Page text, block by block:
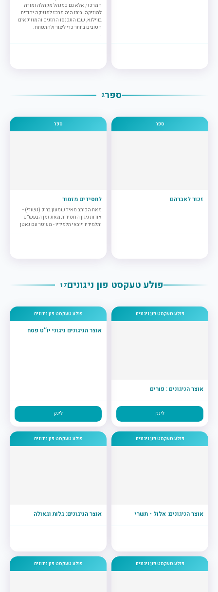
המרכזי, אלא גם כמנהל מקהלה ומורה
למוזיקה. ביתו היה מרכז למוזיקה יהודית
בווילנא, שבו התכנסו החזנים והמוזיקאים
הטובים ביותר כדי ליצור ולהתפתח.
.
ספר2
ספר
זכור לאברהם
ספר
לחסידים מזמור
מאת הכותב מאיר שמעון ברוק (גשורי) -
אודות ניגון החסידית מאת זמן הבעש”ט
ותלמידיו ויוצאי תלמידיו - מעוטר עם נאטן
פולע טעקסט פון ניגונים17
פולע טעקסט פון ניגונים
אוצר הניגונים : פורים
לינק
פולע טעקסט פון ניגונים
אוצר הניגונים ניגוני יו’’ט פסח
לינק
פולע טעקסט פון ניגונים
אוצר הניגונים: אלול - תשרי
פולע טעקסט פון ניגונים
אוצר הניגונים: גלות וגאולה
פולע טעקסט פון ניגונים פולע טעקסט פון ניגונים